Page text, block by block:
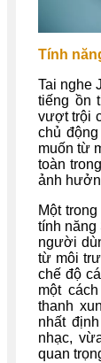
Tính
Tai nghe
tiếng ồn
vượt trội
chủ
muốn từ
toàn
ảnh
Một
tính năng
người
từ môi
chế độ
một
thanh
nhất
nhạc,
quan